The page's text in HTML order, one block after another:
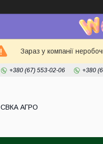
Зараз у компанії
+380 (67) 553-02-06 +380
СВКА АГРО